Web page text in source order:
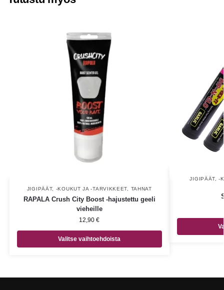
JIGIPÄÄT, -KOUKUT JA -TARVIKKEET TAHNAT
RAPALA Crush City Boost -hajustettu geeli
vieheille
12,90€
Valitse vaihtoehdoista
JIGIPÄÄT, -